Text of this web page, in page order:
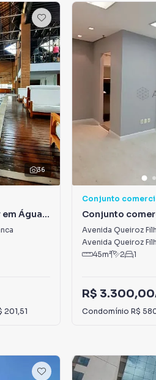
36
Água
201,51
Conjunto
Conjunto
Vila
Lobos
Avenida Queiroz
Avenida Queiroz
45m² 2 1
R$ 3.300,00
Condomínio R$